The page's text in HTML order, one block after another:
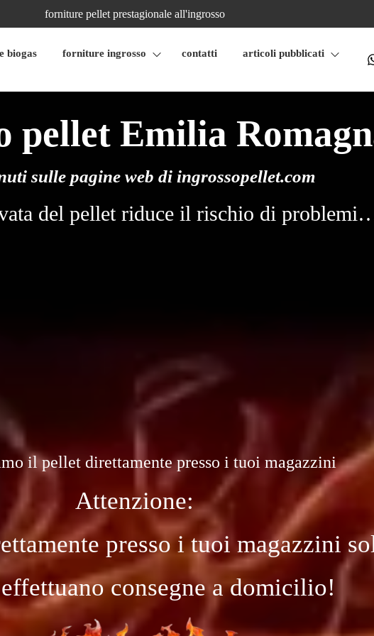
forniture pellet prestagionale all'ingrosso
biogas forniture ingrosso contatti articoli pubblicati
pellet Emilia
sulle pagine web di ingrossopellet.com
del pellet riduce il rischio di
il pellet direttamente presso i tuoi magazzini
Attenzione:
presso i tuoi magazzini
consegne a domicilio!